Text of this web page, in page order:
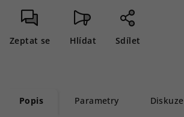
Zeptat se Hlídat Sdílet
Popis Parametry Diskuze